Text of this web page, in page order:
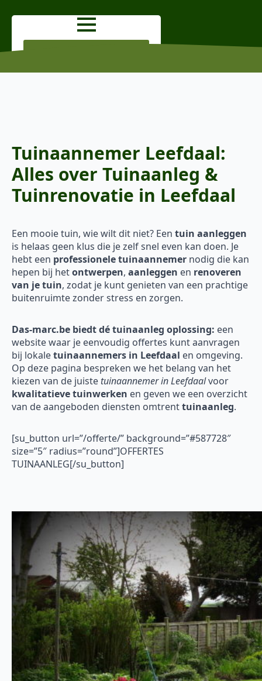
Tuinaannemer Leefdaal:
Alles over Tuinaanleg &
Tuinrenovatie in Leefdaal
Een mooie tuin, wie wilt dit niet? Een tuin aanleggen
is helaas geen klus die je zelf snel even kan doen. Je
hebt een professionele tuinaannemer nodig die kan
hepen bij hetontwerpen, aanleggen en renoveren
van je tuin, zodat je kunt genieten van een prachtige
buitenruimte zonder stress en zorgen.
Das-marc.be biedt dé tuinaanleg oplossing: een
website waar je eenvoudig offertes kunt aanvragen
bij lokaletuinaannemers in Leefdaal en omgeving.
Op deze pagina bespreken we het belang van het
kiezen van de juiste tuinaannemer in Leefdaalvoor
kwalitatieve tuinwerken en geven we een overzicht
van de aangeboden diensten omtrenttuinaanleg.
[su_button url=”/offerte/” background=”#587728″
size=”5″ radius=”round”]OFFERTES
TUINAANLEG[/su_button]